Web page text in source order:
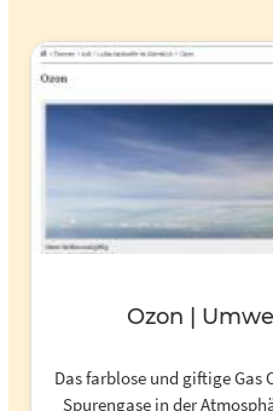
Ozon |
Das farblose und giftige Gas
Spurengase in der